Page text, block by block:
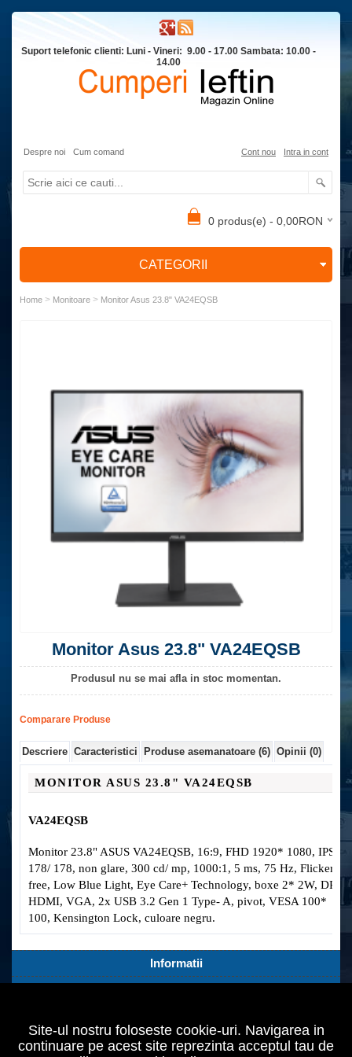
Suport telefonic clienti: Luni - Vineri: 9.00 - 17.00 Sambata: 10.00 -
14.00
Despre noi Cum comand Cont nou Intra in cont
0 produs(e) - 0,00RON
CATEGORII
Home > Monitoare > Monitor Asus 23.8" VA24EQSB
Monitor Asus 23.8" VA24EQSB
Produsul nu se mai afla in stoc momentan.
Comparare Produse
Descriere Caracteristici Produse asemanatoare (6) Opinii (0)
MONITOR ASUS 23.8 " VA24EQSB
VA24EQSB
Monitor 23.8" ASUS VA24EQSB, 16:9, FHD 1920* 1080, IPS,
178/ 178, non glare, 300 cd/ mp, 1000:1, 5 ms, 75 Hz, Flicker-
free, Low Blue Light, Eye Care+ Technology, boxe 2* 2W, DP,
HDMI, VGA, 2x USB 3.2 Gen 1 Type- A, pivot, VESA 100*
100, Kensington Lock, culoare negru.
Informatii
Contul tău
Site-ul nostru foloseste cookie-uri. Navigarea in
continuare pe acest site reprezinta acceptul tau de